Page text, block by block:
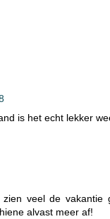
is het echt lekker
veel de
alvast meer af!